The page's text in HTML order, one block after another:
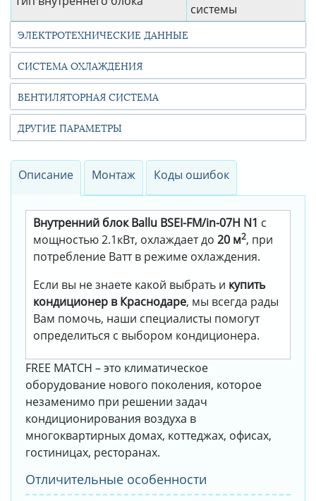
системы
ЭЛЕКТРОТЕХНИЧЕСКИЕ ДАННЫЕ
СИСТЕМА ОХЛАЖДЕНИЯ
ВЕНТИЛЯТОРНАЯ СИСТЕМА
ДРУГИЕ ПАРАМЕТРЫ
Описание Монтаж Коды ошибок
Внутренний блок Ballu BSEI-FM/in-07H N1 с
мощностью 2.1кВт, охлаждает до 20 м2, при
потребление Ватт в режиме охлаждения.
Если вы не знаете какой выбрать и купить
кондиционер в Краснодаре, мы всегда рады
Вам помочь, наши специалисты помогут
определиться с выбором кондиционера.
FREE MATCH – это климатическое
оборудование нового поколения, которое
незаменимо при решении задач
кондиционирования воздуха в
многоквартирных домах, коттеджах, офисах,
гостиницах, ресторанах.
Отличительные особенности